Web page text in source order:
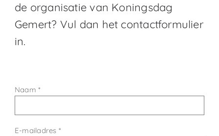
de organisatie van Koningsdag
Gemert? Vul dan het contactformulier
in.
Naam *
E-mailadres *